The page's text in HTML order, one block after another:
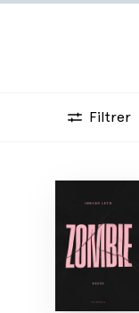
Filtrer